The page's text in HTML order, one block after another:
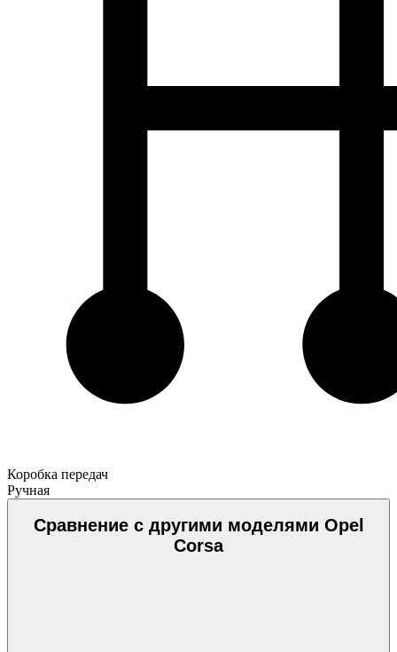
Коробка передач
Ручная
Сравнение с другими моделями Opel
Corsa